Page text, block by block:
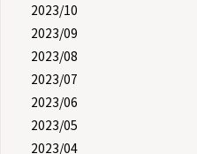
2023/10
2023/09
2023/08
2023/07
2023/06
2023/05
2023/04